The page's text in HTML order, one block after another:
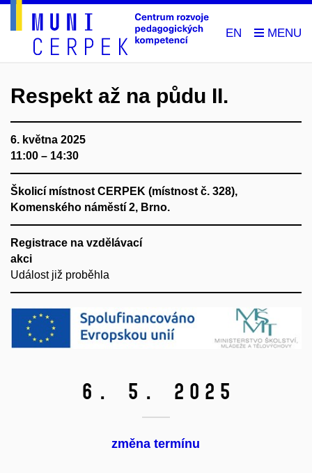
EN
Respekt až na půdu II.
6. května 2025
11:00 – 14:30
Školicí místnost CERPEK (místnost č. 328),
Komenského náměstí 2, Brno.
Registrace na vzdělávací
akci
Událost již proběhla
6. 5. 2025
změna termínu